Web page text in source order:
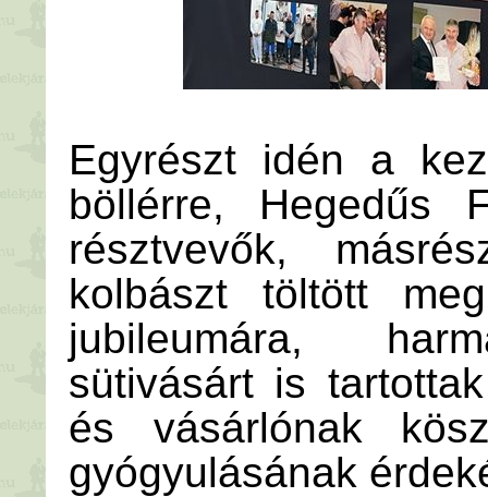
Egyrészt idén a
böllérre, Hegedűs
résztvevők,
kolbászt töltött
jubileumára,
sütivásárt is
és vásárlónak
gyógyulásának